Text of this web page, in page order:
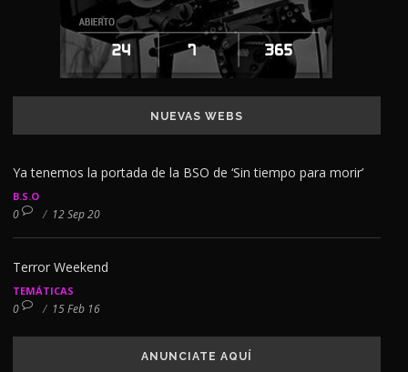
NUEVAS WEBS
Ya tenemos la portada de la BSO de ‘Sin tiempo para morir’
B.S.O
0 / 12 Sep 20
Terror Weekend
TEMÁTICAS
0 / 15 Feb 16
ANUNCIATE AQUÍ